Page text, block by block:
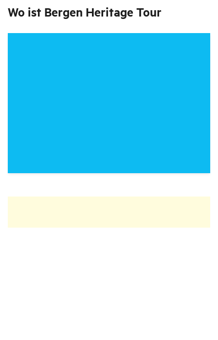
Wo ist Bergen Heritage Tour